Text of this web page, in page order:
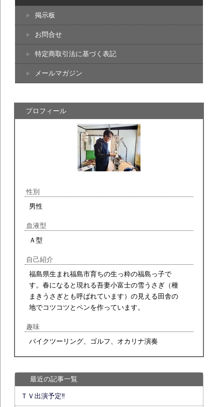
掲示板
お問合せ
特定商取引法に基づく表記
メールマガジン
プロフィール
性別
男性
血液型
Ａ型
自己紹介
福島県生まれ福島市育ちの生っ粋の福島っ子で
す。春になると現れる吾妻小富士の雪うさぎ（種
まきうさぎとも呼ばれています）の見える田舎の
地でコツコツとペンを作っています。
趣味
バイクツーリング、ゴルフ、オカリナ演奏
最近の記事一覧
ＴＶ出演予定‼